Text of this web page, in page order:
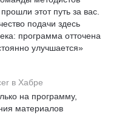
этот путь за вас.
подачи здесь
программа отточена
улучшается»
в Хабре
на программу,
материалов